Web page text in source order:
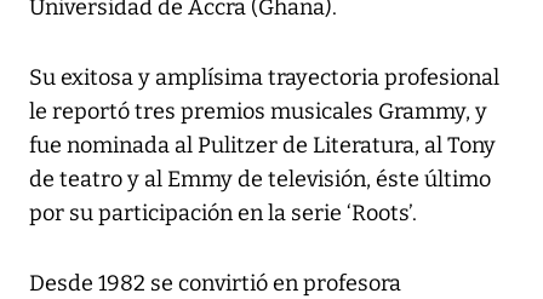
Universidad de Accra (Ghana).
Su exitosa y amplísima trayectoria profesional
le reportó tres premios musicales Grammy, y
fue nominada al Pulitzer de Literatura, al Tony
de teatro y al Emmy de televisión, éste último
por su participación en la serie ‘Roots’.
Desde 1982 se convirtió en profesora